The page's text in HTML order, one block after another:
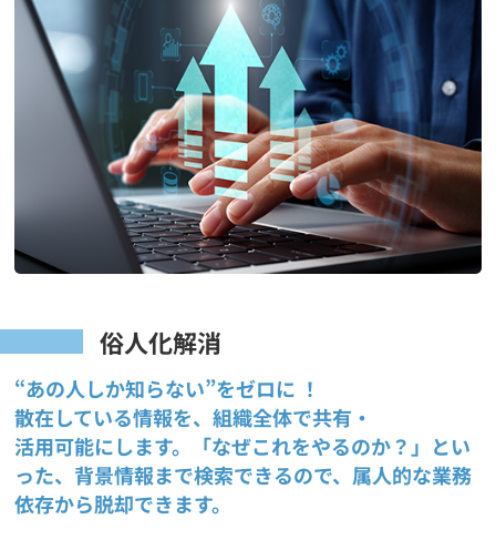
俗人化解消
“あの人しか知らない”をゼロに ！
散在している情報を、組織全体で共有・
活用可能にします。「なぜこれをやるのか？」とい
った、背景情報まで検索できるので、属人的な業務
依存から脱却できます。